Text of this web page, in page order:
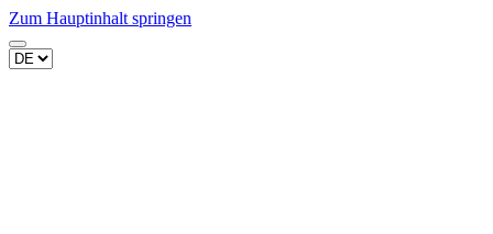
Zum Hauptinhalt springen